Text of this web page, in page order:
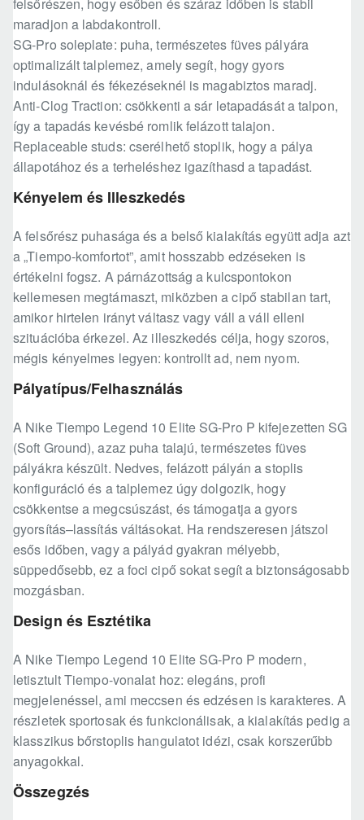
felsőrészen, hogy esőben és száraz időben is stabil
maradjon a labdakontroll.
SG-Pro soleplate: puha, természetes füves pályára
optimalizált talplemez, amely segít, hogy gyors
indulásoknál és fékezéseknél is magabiztos maradj.
Anti-Clog Traction: csökkenti a sár letapadását a talpon,
így a tapadás kevésbé romlik felázott talajon.
Replaceable studs: cserélhető stoplik, hogy a pálya
állapotához és a terheléshez igazíthasd a tapadást.
Kényelem és Illeszkedés
A felsőrész puhasága és a belső kialakítás együtt adja azt
a „Tiempo-komfortot”, amit hosszabb edzéseken is
értékelni fogsz. A párnázottság a kulcspontokon
kellemesen megtámaszt, miközben a cipő stabilan tart,
amikor hirtelen irányt váltasz vagy váll a váll elleni
szituációba érkezel. Az illeszkedés célja, hogy szoros,
mégis kényelmes legyen: kontrollt ad, nem nyom.
Pályatípus/Felhasználás
A Nike Tiempo Legend 10 Elite SG-Pro P kifejezetten SG
(Soft Ground), azaz puha talajú, természetes füves
pályákra készült. Nedves, felázott pályán a stoplis
konfiguráció és a talplemez úgy dolgozik, hogy
csökkentse a megcsúszást, és támogatja a gyors
gyorsítás–lassítás váltásokat. Ha rendszeresen játszol
esős időben, vagy a pályád gyakran mélyebb,
süppedősebb, ez a foci cipő sokat segít a biztonságosabb
mozgásban.
Design és Esztétika
A Nike Tiempo Legend 10 Elite SG-Pro P modern,
letisztult Tiempo-vonalat hoz: elegáns, profi
megjelenéssel, ami meccsen és edzésen is karakteres. A
részletek sportosak és funkcionálisak, a kialakítás pedig a
klasszikus bőrstoplis hangulatot idézi, csak korszerűbb
anyagokkal.
Összegzés